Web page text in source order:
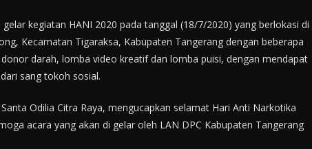
kegiatan HANI 2020 pada tanggal (18/7/2020) yang berlokasi di
Kecamatan Tigaraksa, Kabupaten Tangerang dengan beberapa
darah, lomba video kreatif dan lomba puisi, dengan mendapat
sang tokoh sosial.
Odilia Citra Raya, mengucapkan selamat Hari Anti Narkotika
acara yang akan di gelar oleh LAN DPC Kabupaten Tangerang